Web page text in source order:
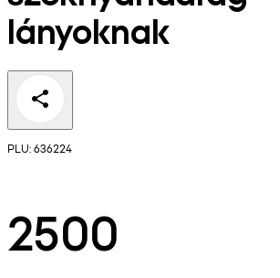
lányoknak
PLU: 636224
2500